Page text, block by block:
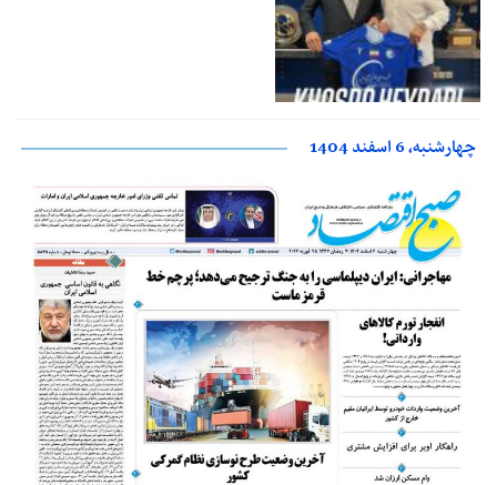
چهارشنبه، 6 اسفند 1404